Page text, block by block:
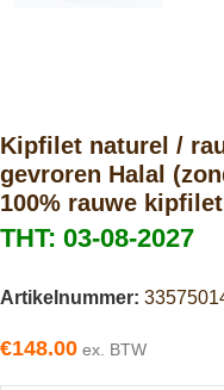
Kipfilet naturel /
gevroren Halal
100% rauwe
THT: 03-08-2027
Artikelnummer:
€148.00 ex. BTW